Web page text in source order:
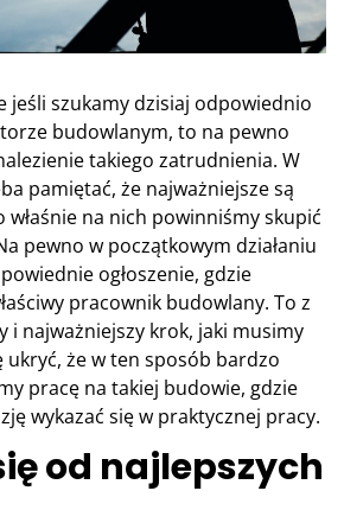
jeśli szukamy dzisiaj odpowiednio
budowlanym, to na pewno
takiego zatrudnienia. W
pamiętać, że najważniejsze są
właśnie na nich powinniśmy skupić
pewno w początkowym działaniu
ogłoszenie, gdzie
pracownik budowlany. To z
i najważniejszy krok, jaki musimy
ukryć, że w ten sposób bardzo
pracę na takiej budowie, gdzie
wykazać się w praktycznej pracy.
od najlepszych